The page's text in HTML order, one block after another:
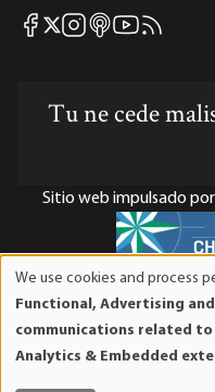
Mises Facebook
Mises X
Mises Instagram
Mises itunes
Mises Youtube
Mises RSS
Tu ne cede
Sitio web impulsado
El Instituto Mises es una
exenta de impuestos.
impuestos en la máxima
We use cookies and process
Functional, Advertising
communications related
Analytics & Embedded